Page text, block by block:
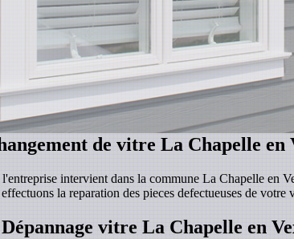
de vitre La Chapelle en
intervient dans la commune La Chapelle en
effectuons la reparation des pieces defectueuses de votre
Dépannage vitre La Chapelle en